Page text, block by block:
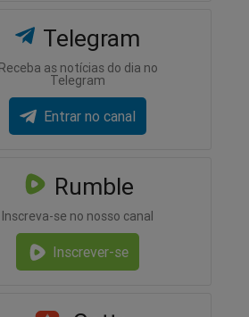
Telegram
Receba as notícias do dia no
Telegram
Entrar no canal
Rumble
Inscreva-se no nosso canal
Inscrever-se